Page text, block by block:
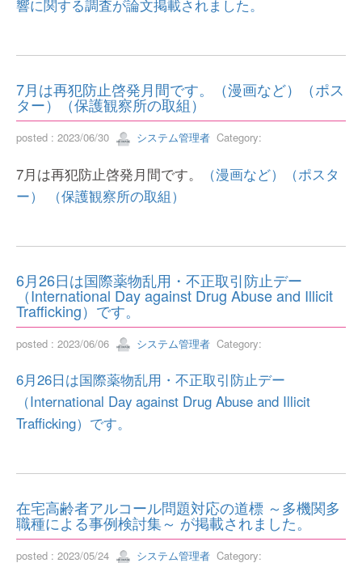
響に関する調査が論文掲載されました。
7月は再犯防止啓発月間です。（漫画など）（ポス
ター）（保護観察所の取組）
posted : 2023/06/30 システム管理者 Category:
7月は再犯防止啓発月間です。 （漫画など）
（ポスタ
ー）
（保護観察所の取組）
6月26日は国際薬物乱用・不正取引防止デー
（International Day against Drug Abuse and Illicit
Trafficking）です。
posted : 2023/06/06 システム管理者 Category:
6月26日は国際薬物乱用・不正取引防止デー
（International Day against Drug Abuse and Illicit
Trafficking）です。
在宅高齢者アルコール問題対応の道標 ～多機関多
職種による事例検討集～ が掲載されました。
posted : 2023/05/24 システム管理者 Category: